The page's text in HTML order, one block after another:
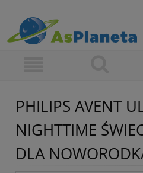
PHILIPS AVENT
NIGHTTIME
DLA